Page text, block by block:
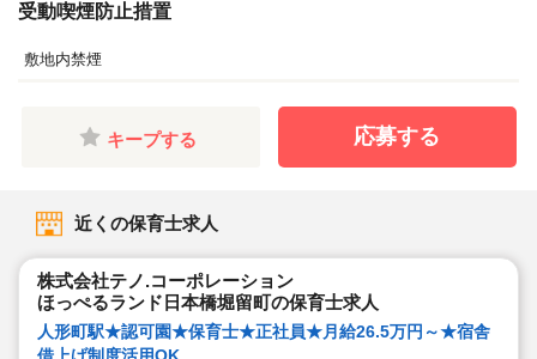
受動喫煙防止措置
敷地内禁煙
キープする 応募する
近くの保育士求人
株式会社テノ.コーポレーション
ほっぺるランド日本橋堀留町の保育士求人
人形町駅★認可園★保育士★正社員★月給26.5万円～★宿舎